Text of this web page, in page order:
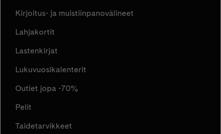
Kirjoitus- ja muistiinpanovälineet
Lahjakortit
Lastenkirjat
Lukuvuosikalenterit
Outlet jopa -70%
Pelit
Taidetarvikkeet